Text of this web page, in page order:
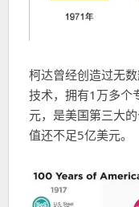
柯达曾经创造过无
技术，拥有1万多个
元，是美国第三大
值还不足5亿美元。